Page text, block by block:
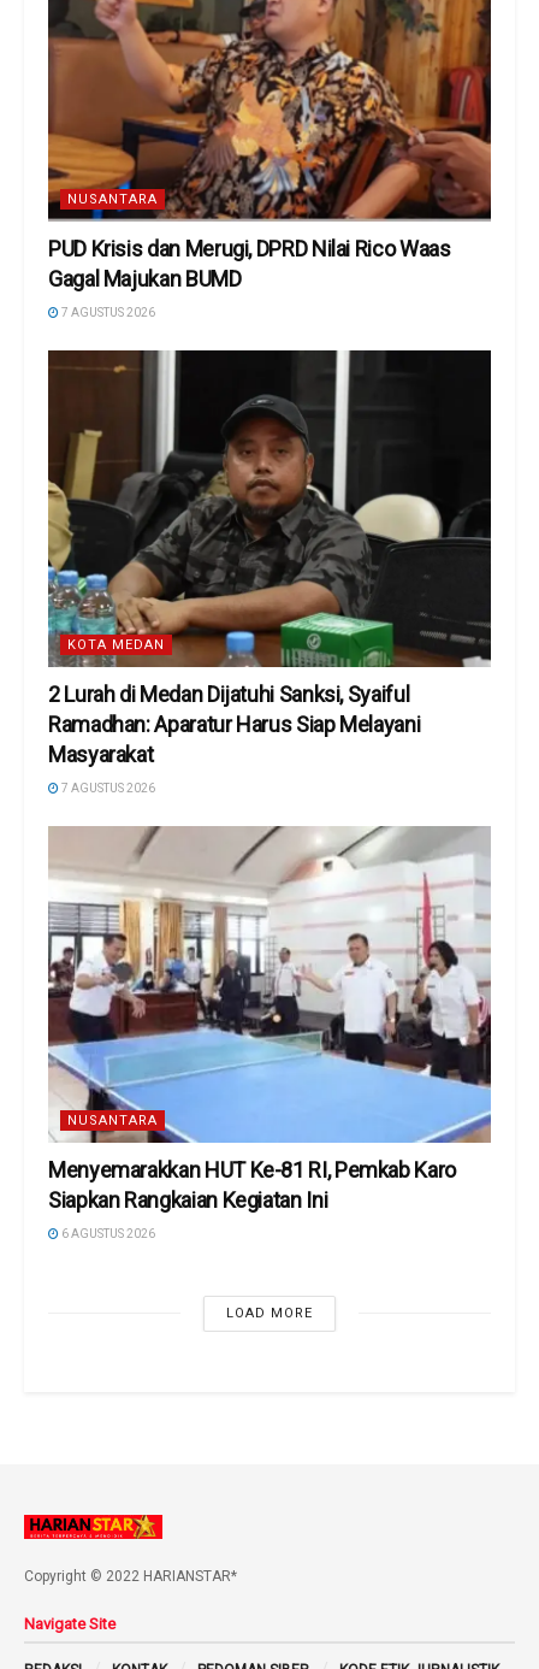
NUSANTARA
PUD Krisis dan Merugi, DPRD Nilai Rico Waas
Gagal Majukan BUMD
7 AGUSTUS 2026
KOTA MEDAN
2 Lurah di Medan Dijatuhi Sanksi, Syaiful
Ramadhan: Aparatur Harus Siap Melayani
Masyarakat
7 AGUSTUS 2026
NUSANTARA
Menyemarakkan HUT Ke-81 RI, Pemkab Karo
Siapkan Rangkaian Kegiatan Ini
6 AGUSTUS 2026
LOAD MORE
Copyright © 2022 HARIANSTAR*
Navigate Site